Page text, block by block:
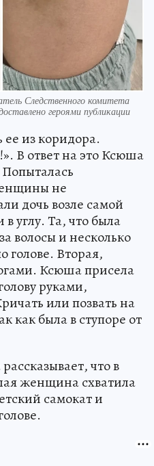
Следственного комитета
героями публикации
из коридора.
В ответ на это Ксюша
не
дочь возле самой
углу. Та, что была
волосы и несколько
голове. Вторая,
Ксюша присела
руками,
или позвать на
как была в ступоре от
что в
женщина схватила
самокат и